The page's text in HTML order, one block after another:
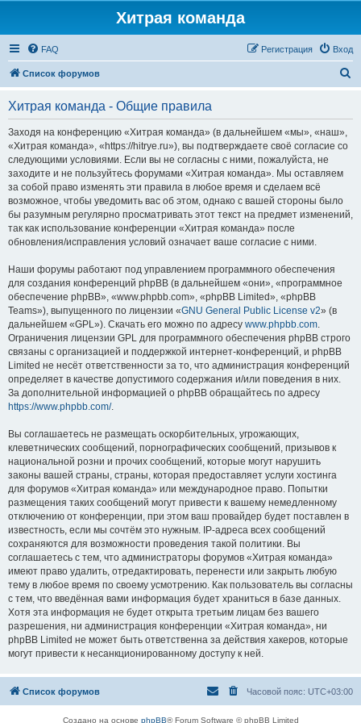
Хитрая команда
FAQ Вход
Регистрация
Список форумов
Хитрая команда - Общие правила
Заходя на конференцию «Хитрая команда» (в дальнейшем «мы», «наш»,
«Хитрая команда», «https://hitrye.ru»), вы подтверждаете своё согласие со
следующими условиями. Если вы не согласны с ними, пожалуйста, не
заходите и не пользуйтесь форумами «Хитрая команда». Мы оставляем
за собой право изменять эти правила в любое время и сделаем всё
возможное, чтобы уведомить вас об этом, однако с вашей стороны было
бы разумным регулярно просматривать этот текст на предмет изменений,
так как использование конференции «Хитрая команда» после
обновления/исправления условий означает ваше согласие с ними.
Наши форумы работают под управлением программного обеспечения
для создания конференций phpBB (в дальнейшем «они», «программное
обеспечение phpBB», «www.phpbb.com», «phpBB Limited», «phpBB
Teams»), выпущенного по лицензии «GNU General Public License v2» (в
дальнейшем «GPL»). Скачать его можно по адресу www.phpbb.com.
Ограничения лицензии GPL для программного обеспечения phpBB строго
связаны с организацией и поддержкой интернет-конференций, и phpBB
Limited не несёт ответственности за то, что администрация конференций
определяет в качестве допустимого содержания и/или поведения в них.
За дополнительной информацией о phpBB обращайтесь по адресу
https://www.phpbb.com/.
Вы соглашаетесь не размещать оскорбительных, угрожающих,
клеветнических сообщений, порнографических сообщений, призывов к
национальной розни и прочих сообщений, которые могут нарушить
законы вашей страны, страны, которая предоставляет услуги хостинга
для форумов «Хитрая команда» или международное право. Попытки
размещения таких сообщений могут привести к вашему немедленному
отключению от конференции, при этом ваш провайдер будет поставлен в
известность, если мы сочтём это нужным. IP-адреса всех сообщений
сохраняются для возможности проведения такой политики. Вы
соглашаетесь с тем, что администраторы форумов «Хитрая команда»
имеют право удалить, отредактировать, перенести или закрыть любую
тему в любое время по своему усмотрению. Как пользователь вы согласны
с тем, что введённая вами информация будет храниться в базе данных.
Хотя эта информация не будет открыта третьим лицам без вашего
разрешения, ни администрация конференции «Хитрая команда», ни
phpBB Limited не может быть ответственна за действия хакеров, которые
могут привести к несанкционированному доступу к ней.
Список форумов Часовой пояс: UTC+03:00
Создано на основе phpBB® Forum Software © phpBB Limited